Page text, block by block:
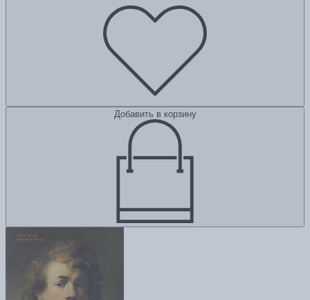
Добавить в корзину